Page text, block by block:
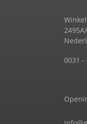
0031 -